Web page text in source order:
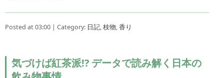
Posted at 03:00 | Category: 日記,枝物,香り
気づけば紅茶派!? データで読み解く日本の